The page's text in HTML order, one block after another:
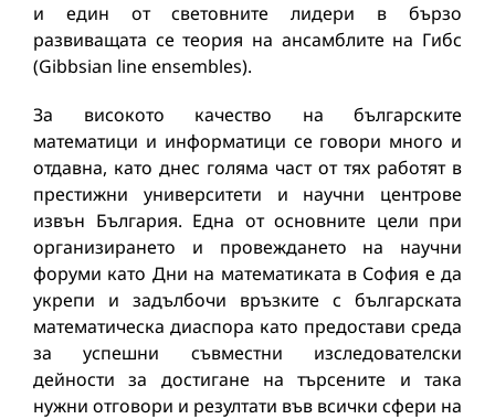
и един от световните лидери в бързо
развиващата се теория на ансамблите на Гибс
(Gibbsian line ensembles).
За високото качество на българските
математици и информатици се говори много и
отдавна, като днес голяма част от тях работят в
престижни университети и научни центрове
извън България. Една от основните цели при
организирането и провеждането на научни
форуми като Дни на математиката в София е да
укрепи и задълбочи връзките с българската
математическа диаспора като предостави среда
за успешни съвместни изследователски
дейности за достигане на търсените и така
нужни отговори и резултати във всички сфери на